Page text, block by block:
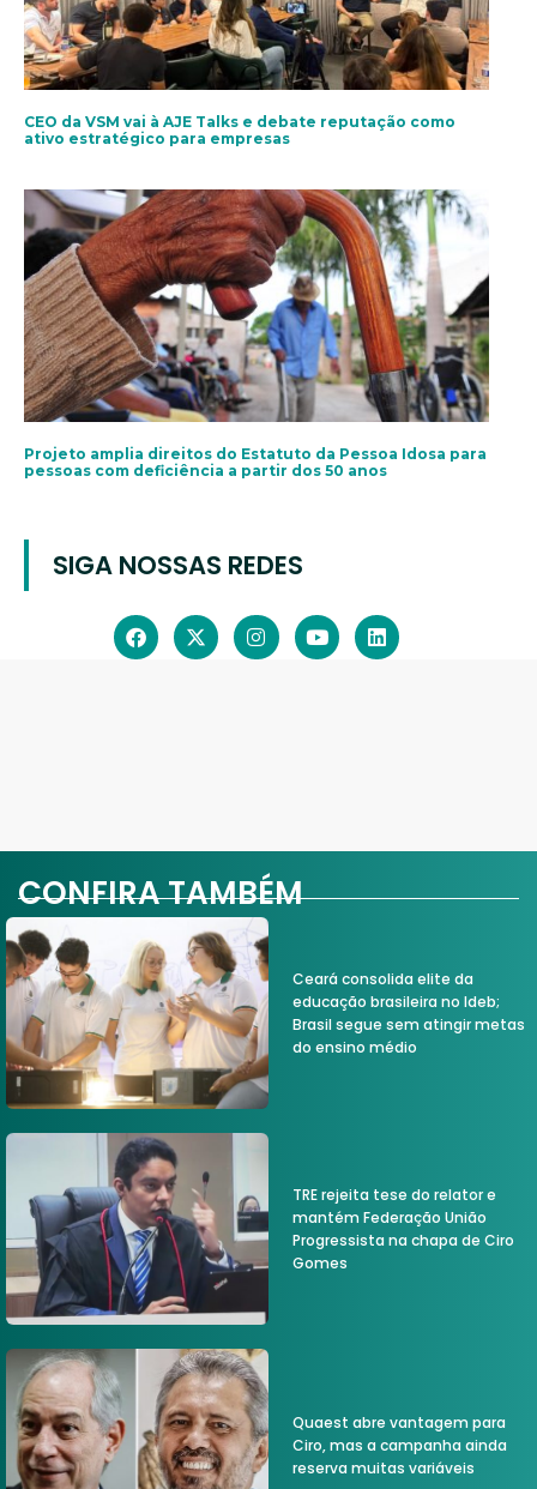
CEO da VSM vai à AJE Talks e debate reputação como
ativo estratégico para empresas
Projeto amplia direitos do Estatuto da Pessoa Idosa para
pessoas com deficiência a partir dos 50 anos
SIGA NOSSAS REDES
CONFIRA TAMBÉM
Ceará consolida elite da
educação brasileira no Ideb;
Brasil segue sem atingir metas
do ensino médio
TRE rejeita tese do relator e
mantém Federação União
Progressista na chapa de Ciro
Gomes
Quaest abre vantagem para
Ciro, mas a campanha ainda
reserva muitas variáveis